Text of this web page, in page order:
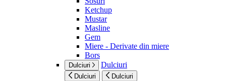
Ketchup
Mustar
Masline
Gem
Miere - Derivate din miere
Bors
Dulciuri Dulciuri
Dulciuri Dulciuri